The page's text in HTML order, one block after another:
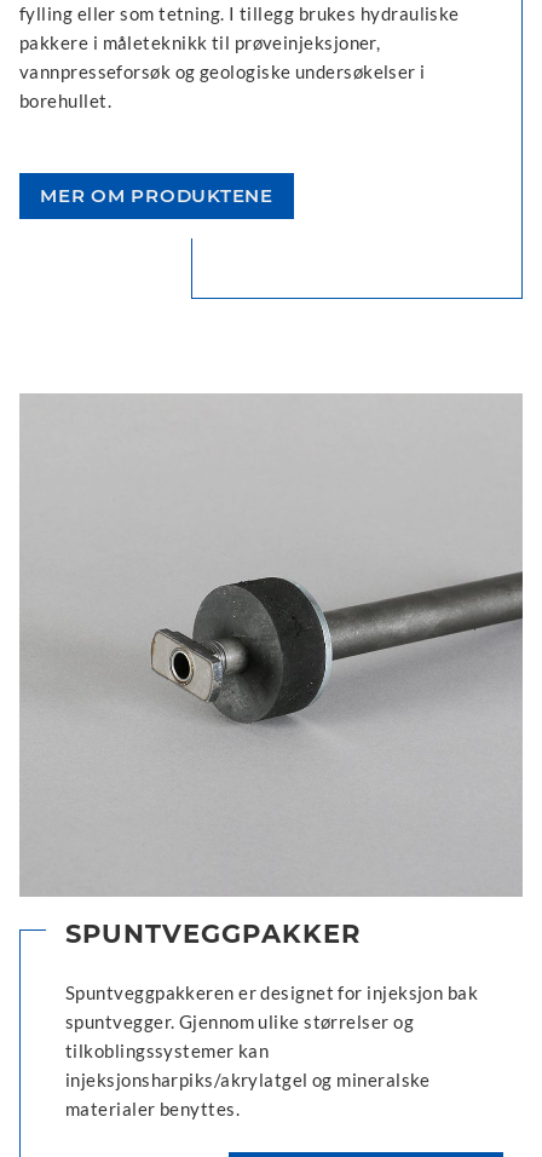
fylling eller som tetning. I tillegg brukes hydrauliske
pakkere i måleteknikk til prøveinjeksjoner,
vannpresseforsøk og geologiske undersøkelser i
borehullet.
MER OM PRODUKTENE
SPUNTVEGGPAKKER
Spuntveggpakkeren er designet for injeksjon bak
spuntvegger. Gjennom ulike størrelser og
tilkoblingssystemer kan
injeksjonsharpiks/akrylatgel og mineralske
materialer benyttes.